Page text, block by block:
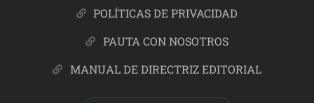
POLÍTICAS DE PRIVACIDAD
PAUTA CON NOSOTROS
MANUAL DE DIRECTRIZ EDITORIAL